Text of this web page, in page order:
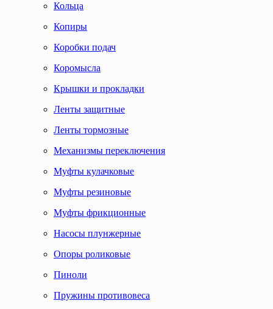
Кольца
Копиры
Коробки подач
Коромысла
Крышки и прокладки
Ленты защитные
Ленты тормозные
Механизмы переключения
Муфты кулачковые
Муфты резиновые
Муфты фрикционные
Насосы плунжерные
Опоры роликовые
Пиноли
Пружины противовеса